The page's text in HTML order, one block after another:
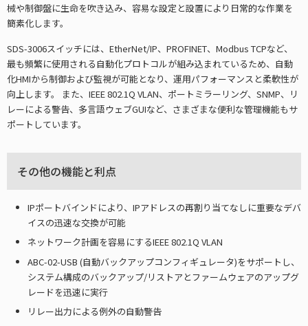
械や制御盤に生命を吹き込み、容易な設定と設置により日常的な作業を
簡素化します。
SDS-3006スイッチには、EtherNet/IP、PROFINET、Modbus TCPなど、
最も頻繁に使用される自動化プロトコルが組み込まれているため、自動
化HMIから制御および監視が可能となり、運用パフォーマンスと柔軟性が
向上します。 また、IEEE 802.1Q VLAN、ポートミラーリング、SNMP、リ
レーによる警告、多言語ウェブGUIなど、さまざまな便利な管理機能もサ
ポートしています。
その他の機能と利点
IPポートバインドにより、IPアドレスの再割り当てなしに重要なデバ
イスの迅速な交換が可能
ネットワーク計画を容易にするIEEE 802.1Q VLAN
ABC-02-USB (自動バックアップコンフィギュレータ)をサポートし、
システム構成のバックアップ/リストアとファームウェアのアップグ
レードを迅速に実行
リレー出力による例外の自動警告